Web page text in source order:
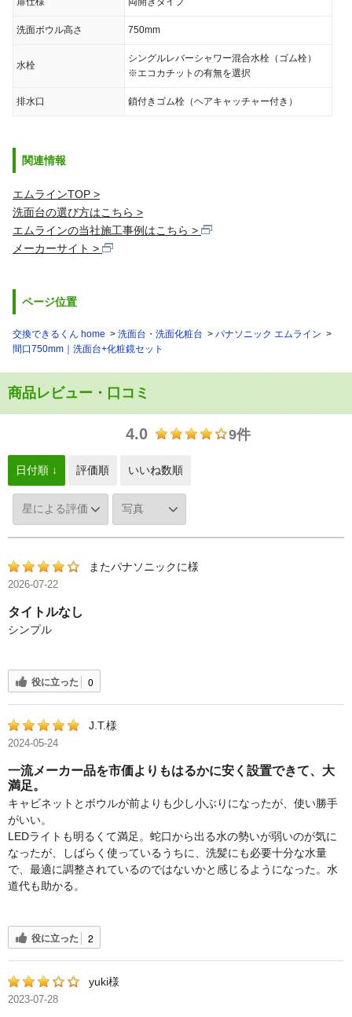
洗面ボウル高さ 750mm
水栓
シングルレバーシャワー混合水栓（ゴム栓）
※エコカチットの有無を選択
排水口 鎖付きゴム栓（ヘアキャッチャー付き）
関連情報
エムラインTOP
洗面台の選び方はこちら
エムラインの当社施工事例はこちら
メーカーサイト
ページ位置
交換できるくん home 洗面台・洗面化粧台
パナソニック エムライン
間口750mm｜洗面台+化粧鏡セット
商品レビュー・口コミ
4.0 9件
日付順 ↓ 評価順 いいね数順
またパナソニックに様
2026-07-22
タイトルなし
シンプル
役に立った 0
J.T.様
2024-05-24
一流メーカー品を市価よりもはるかに安く設置できて、大
満足。
キャビネットとボウルが前よりも少し小ぶりになったが、使い勝手
がいい。
LEDライトも明るくて満足。蛇口から出る水の勢いが弱いのが気に
なったが、しばらく使っているうちに、洗髪にも必要十分な水量
で、最適に調整されているのではないかと感じるようになった。水
道代も助かる。
役に立った 2
yuki様
2023-07-28